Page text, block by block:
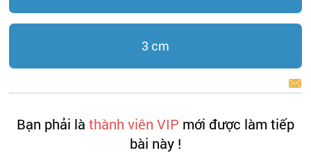
3 cm
Bạn phải là thành viên VIP mới được làm tiếp
bài này !